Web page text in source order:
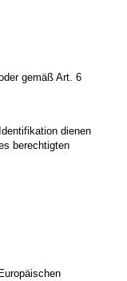
gemäß Art. 6
dienen
berechtigten